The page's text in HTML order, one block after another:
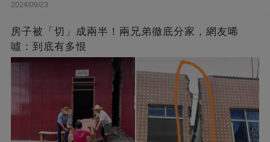
2024/09/23
房子被「切」成兩半！兩兄弟徹底分家，網友唏
噓：到底有多恨